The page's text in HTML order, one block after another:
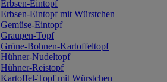
Erbsen-Eintopf
Erbsen-Eintopf mit Würstchen
Gemüse-Eintopf
Graupen-Topf
Grüne-Bohnen-Kartoffeltopf
Hühner-Nudeltopf
Hühner-Reistopf
Kartoffel-Topf mit Würstchen